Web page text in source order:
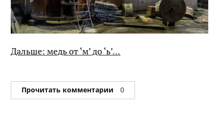
Дальше: медь от ‘м’ до ‘ь’…
Прочитать комментарии 0